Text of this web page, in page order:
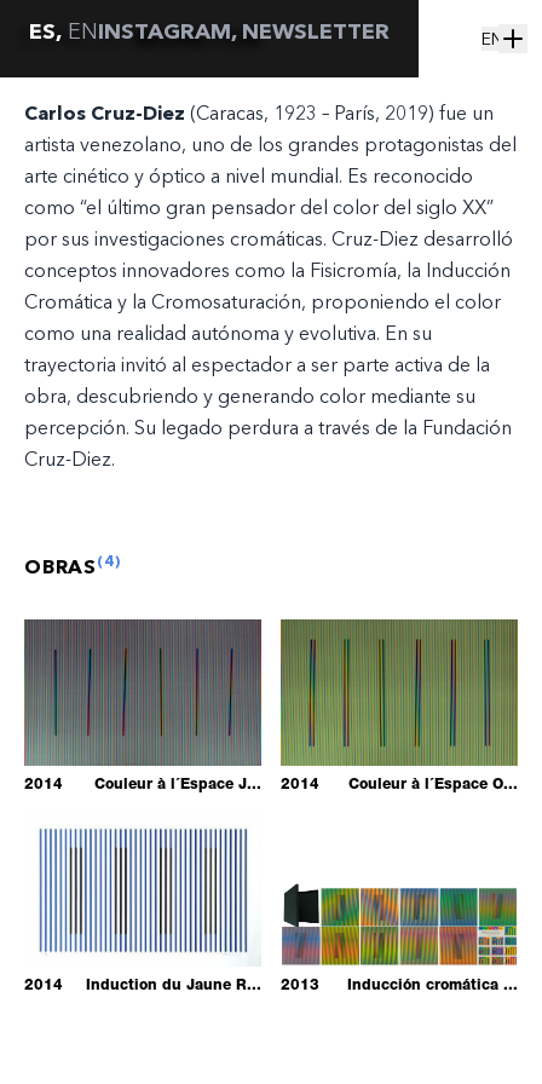
ESPACIO MONITOR EN
ES, ENINSTAGRAM, NEWSLETTER
Carlos Cruz-Diez (Caracas, 1923 – París, 2019) fue un
artista venezolano, uno de los grandes protagonistas del
arte cinético y óptico a nivel mundial. Es reconocido
como “el último gran pensador del color del siglo XX”
por sus investigaciones cromáticas. Cruz-Diez desarrolló
conceptos innovadores como la Fisicromía, la Inducción
Cromática y la Cromosaturación, proponiendo el color
como una realidad autónoma y evolutiva. En su
trayectoria invitó al espectador a ser parte activa de la
obra, descubriendo y generando color mediante su
percepción. Su legado perdura a través de la Fundación
Cruz-Diez.
OBRAS (4)
2014 Couleur à l´Espace J... 2014 Couleur à l´Espace O...
2014 Induction du Jaune R... 2013 Inducción cromática ...